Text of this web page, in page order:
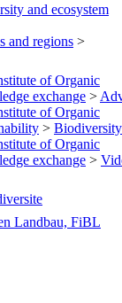
and ecosystem
and regions >
of Organic
exchange >
of Organic
> Biodiversity
of Organic
exchange >
Landbau, FiBL